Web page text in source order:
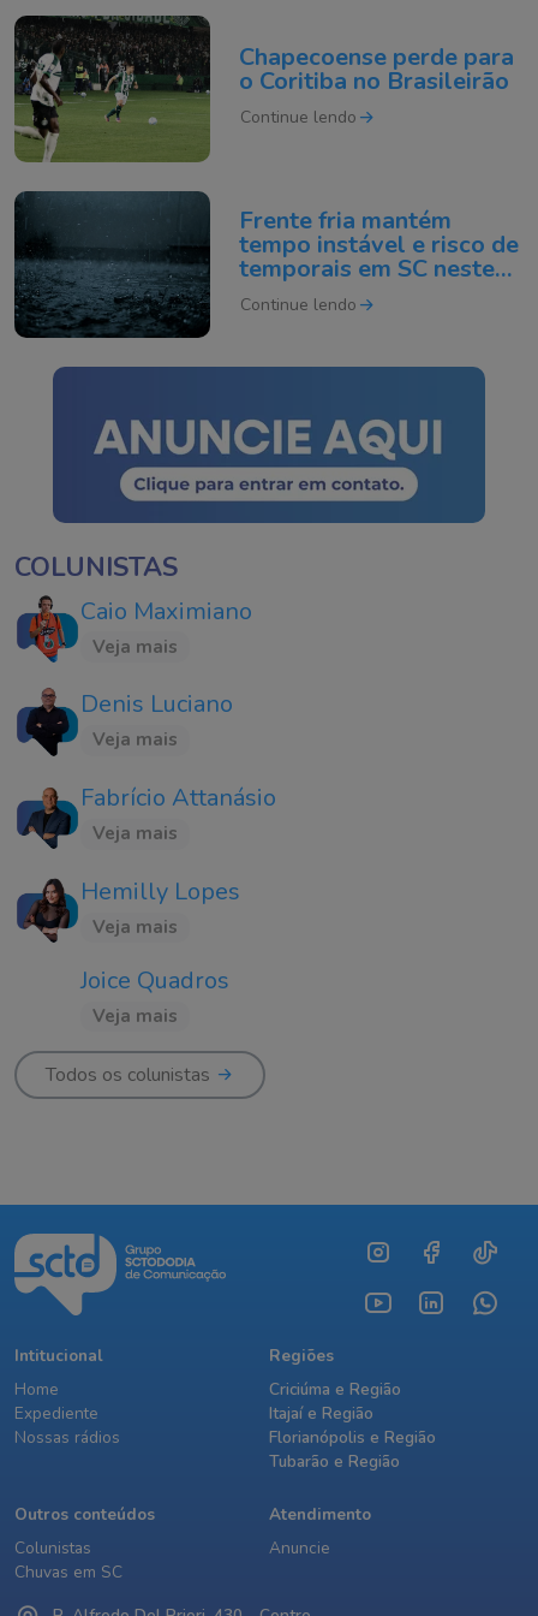
Chapecoense perde para
o Coritiba no Brasileirão
Continue lendo
Frente fria mantém
tempo instável e risco de
temporais em SC neste
domingo
Continue lendo
COLUNISTAS
Caio Maximiano
Veja mais
Denis Luciano
Veja mais
Fabrício Attanásio
Veja mais
Hemilly Lopes
Veja mais
Joice Quadros
Veja mais
Todos os colunistas
Intitucional
Home
Expediente
Nossas rádios
Regiões
Criciúma e Região
Itajaí e Região
Florianópolis e Região
Tubarão e Região
Outros conteúdos
Colunistas
Chuvas em SC
Atendimento
Anuncie